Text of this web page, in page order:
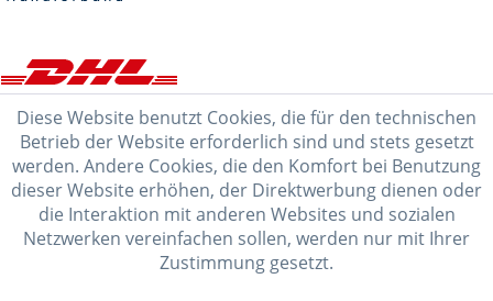
Diese Website benutzt Cookies, die für den technischen
Betrieb der Website erforderlich sind und stets gesetzt
werden. Andere Cookies, die den Komfort bei Benutzung
dieser Website erhöhen, der Direktwerbung dienen oder
die Interaktion mit anderen Websites und sozialen
Netzwerken vereinfachen sollen, werden nur mit Ihrer
Zustimmung gesetzt.